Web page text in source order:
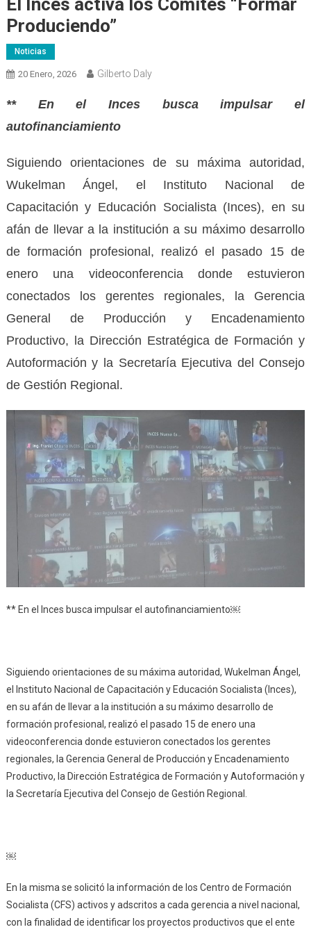
El Inces activa los Comités “Formar
Produciendo”
Noticias
20 Enero, 2026 Gilberto Daly
** En el Inces busca impulsar el
autofinanciamiento
Siguiendo orientaciones de su máxima autoridad,
Wukelman Ángel, el Instituto Nacional de
Capacitación y Educación Socialista (Inces), en su
afán de llevar a la institución a su máximo desarrollo
de formación profesional, realizó el pasado 15 de
enero una videoconferencia donde estuvieron
conectados los gerentes regionales, la Gerencia
General de Producción y Encadenamiento
Productivo, la Dirección Estratégica de Formación y
Autoformación y la Secretaría Ejecutiva del Consejo
de Gestión Regional.
** En el Inces busca impulsar el autofinanciamiento￼
Siguiendo orientaciones de su máxima autoridad, Wukelman Ángel,
el Instituto Nacional de Capacitación y Educación Socialista (Inces),
en su afán de llevar a la institución a su máximo desarrollo de
formación profesional, realizó el pasado 15 de enero una
videoconferencia donde estuvieron conectados los gerentes
regionales, la Gerencia General de Producción y Encadenamiento
Productivo, la Dirección Estratégica de Formación y Autoformación y
la Secretaría Ejecutiva del Consejo de Gestión Regional.
￼
En la misma se solicitó la información de los Centro de Formación
Socialista (CFS) activos y adscritos a cada gerencia a nivel nacional,
con la finalidad de identificar los proyectos productivos que el ente